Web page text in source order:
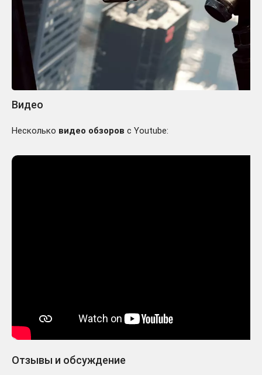
Видео
Несколько видео обзоров с Youtube:
Отзывы и обсуждение